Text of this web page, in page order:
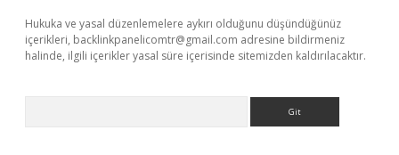
Hukuka ve yasal düzenlemelere aykırı olduğunu düşündüğünüz
içerikleri, backlinkpanelicomtr@gmail.com adresine bildirmeniz
halinde, ilgili içerikler yasal süre içerisinde sitemizden kaldırılacaktır.